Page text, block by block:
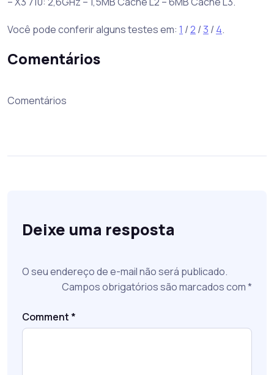
Você pode conferir alguns testes em: 1 /2 /3 / 4.
Comentários
Comentários
Deixe uma resposta
O seu endereço de e-mail não será publicado.
Campos obrigatórios são marcados com*
Comment *